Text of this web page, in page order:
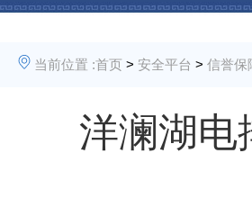
当前位置 :首页 > 安全平台 > 信誉保
洋澜湖电